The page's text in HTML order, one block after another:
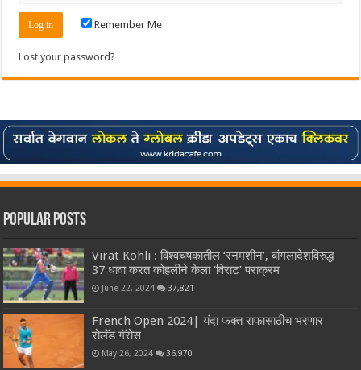
Remember Me
Lost your password?
Popular Posts
Virat Kohli : विश्वचषकातील ‘रनमशीन’, बांगलादेशविरुद्ध
37 धावा करत कोहलीने केला ‘विराट’ पराक्रम
June 22, 2024 37,821
French Open 2024| यंदा फक्त राफासाठीच भरणार
रोलॅंड गॅरोस
May 26, 2024 36,970